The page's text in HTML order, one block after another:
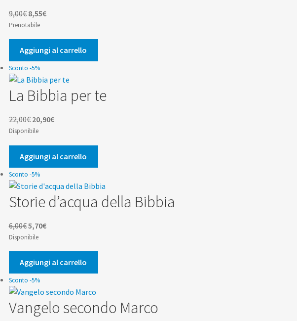
9,00€ Il
prezzo
originale
era:
9,00€.
8,55€Il
attuale
è:
8,55€.
Prenotabile
Aggiungi al carrello
Sconto -5%
La Bibbia per te
22,00€ Il
prezzo
originale
era:
22,00€.
20,90€Il
attuale
è:
20,90€.
Disponibile
Aggiungi al carrello
Sconto -5%
Storie d’acqua della Bibbia
6,00€ Il
prezzo
originale
era:
6,00€.
5,70€Il
attuale
è:
5,70€.
Disponibile
Aggiungi al carrello
Sconto -5%
Vangelo secondo Marco